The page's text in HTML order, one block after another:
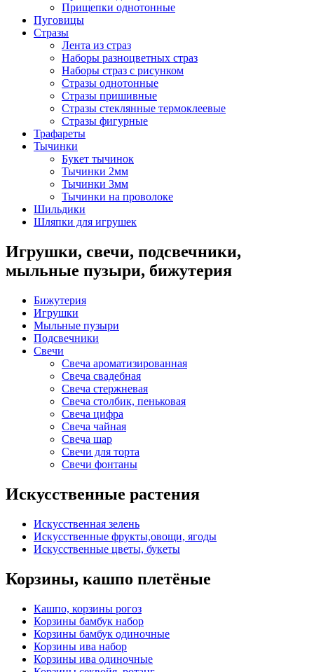
Прищепки однотонные
Пуговицы
Стразы
Лента из страз
Наборы разноцветных страз
Наборы страз с рисунком
Стразы однотонные
Стразы пришивные
Стразы стеклянные термоклеевые
Стразы фигурные
Трафареты
Тычинки
Букет тычинок
Тычинки 2мм
Тычинки 3мм
Тычинки на проволоке
Шильдики
Шляпки для игрушек
Игрушки, свечи, подсвечники,
мыльные пузыри, бижутерия
Бижутерия
Игрушки
Мыльные пузыри
Подсвечники
Свечи
Свеча ароматизированная
Свеча свадебная
Свеча стержневая
Свеча столбик, пеньковая
Свеча цифра
Свеча чайная
Свеча шар
Свечи для торта
Свечи фонтаны
Искусственные растения
Искусственная зелень
Искусственные фрукты,овощи, ягоды
Искусственные цветы, букеты
Корзины, кашпо плетёные
Кашпо, корзины рогоз
Корзины бамбук набор
Корзины бамбук одиночные
Корзины ива набор
Корзины ива одиночные